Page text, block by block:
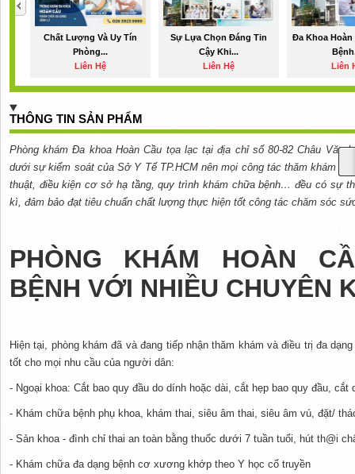
Chất Lượng Và Uy Tín
Phòng...
Liên Hệ
Sự Lựa Chọn Đáng Tin
Cậy Khi...
Liên Hệ
Đa Khoa Hoàn
Liên
THÔNG TIN SẢN PHẨM
Phòng khám Đa khoa Hoàn Cầu tọa lạc tại địa chỉ số 80-82 Châu Văn
dưới sự kiểm soát của Sở Y Tế TP.HCM nên mọi công tác thăm khám
thuật, điều kiện cơ sở hạ tầng, quy trình khám chữa bệnh… đều có sự
kì, đảm bảo đạt tiêu chuẩn chất lượng thực hiện tốt công tác chăm sóc
PHÒNG KHÁM HOÀN
BỆNH VỚI NHIỀU CHUYÊN
Hiện tại, phòng khám đã và đang tiếp nhận thăm khám và điều trị đa
tốt cho mọi nhu cầu của người dân:
- Ngoại khoa: Cắt bao quy đầu do dính hoặc dài, cắt hẹp bao quy đầu, cắt
- Khám chữa bệnh phụ khoa, khám thai, siêu âm thai, siêu âm vú, đặt/
- Sản khoa - đình chỉ thai an toàn bằng thuốc dưới 7 tuần tuổi, hút th@i
- Khám chữa đa dạng bệnh cơ xương khớp theo Y học cổ truyền